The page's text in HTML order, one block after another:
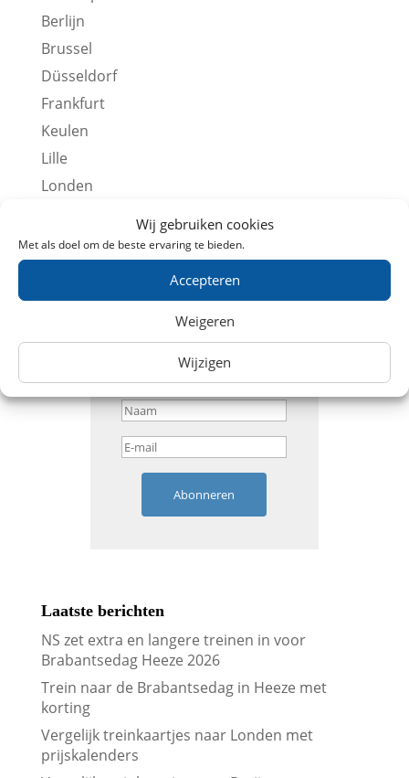
Wij gebruiken cookies
Met als doel om de beste ervaring te bieden.
Accepteren
Weigeren
Wijzigen
Keulen
Lille
Londen
Parijs
Stedentrips
Overige Treintickets
Ontvang aanbiedingen
Abonneren
Vergelijk treinkaartjes naar Londen met
prijskalenders
Vergelijk treinkaartjes naar Parijs met
prijskalenders
Treinkaartjes bij NS International met korting
(augustus 2026)
Beurs en trein met korting (augustus 2026)